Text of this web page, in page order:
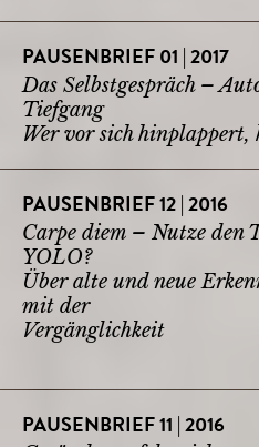
PAUSENBRIEF 01 | 2017
Das Selbstgespräch –
Tiefgang
Wer vor sich hinplappert,
PAUSENBRIEF 12 | 2016
Carpe diem – Nutze den
YOLO?
Über alte und neue
mit der
Vergänglichkeit
PAUSENBRIEF 11 | 2016